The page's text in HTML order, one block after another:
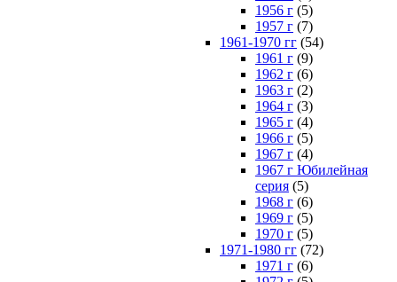
1956 г (5)
1957 г (7)
1961-1970 гг (54)
1961 г (9)
1962 г (6)
1963 г (2)
1964 г (3)
1965 г (4)
1966 г (5)
1967 г (4)
1967 г Юбилейная
серия (5)
1968 г (6)
1969 г (5)
1970 г (5)
1971-1980 гг (72)
1971 г (6)